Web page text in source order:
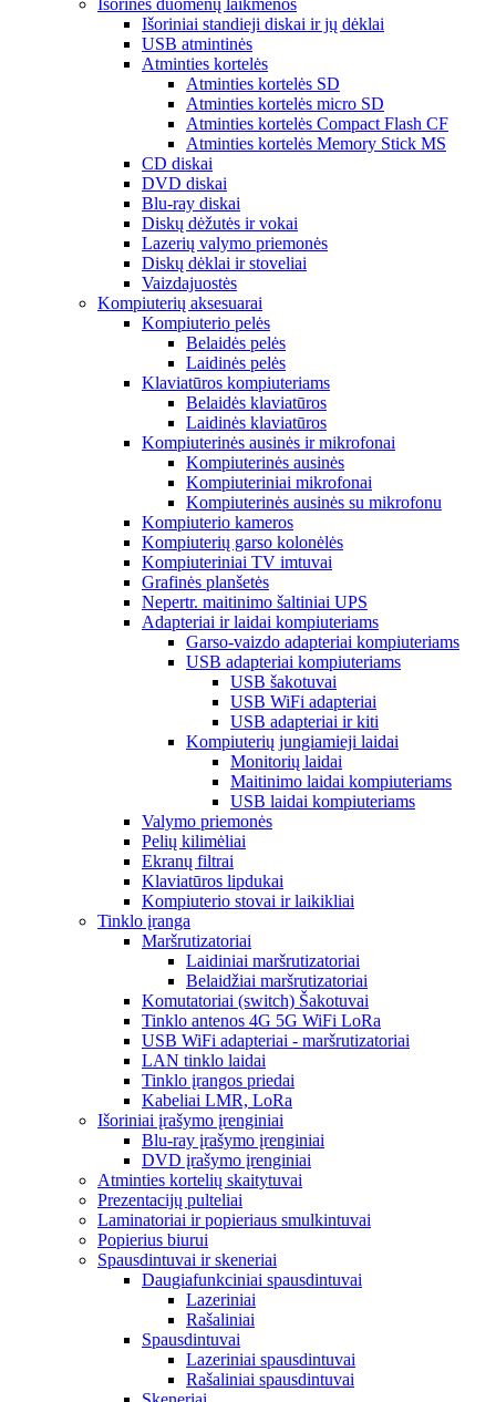
Išorinės duomenų laikmenos
Išoriniai standieji diskai ir jų dėklai
USB atmintinės
Atminties kortelės
Atminties kortelės SD
Atminties kortelės micro SD
Atminties kortelės Compact Flash CF
Atminties kortelės Memory Stick MS
CD diskai
DVD diskai
Blu-ray diskai
Diskų dėžutės ir vokai
Lazerių valymo priemonės
Diskų dėklai ir stoveliai
Vaizdajuostės
Kompiuterių aksesuarai
Kompiuterio pelės
Belaidės pelės
Laidinės pelės
Klaviatūros kompiuteriams
Belaidės klaviatūros
Laidinės klaviatūros
Kompiuterinės ausinės ir mikrofonai
Kompiuterinės ausinės
Kompiuteriniai mikrofonai
Kompiuterinės ausinės su mikrofonu
Kompiuterio kameros
Kompiuterių garso kolonėlės
Kompiuteriniai TV imtuvai
Grafinės planšetės
Nepertr. maitinimo šaltiniai UPS
Adapteriai ir laidai kompiuteriams
Garso-vaizdo adapteriai kompiuteriams
USB adapteriai kompiuteriams
USB šakotuvai
USB WiFi adapteriai
USB adapteriai ir kiti
Kompiuterių jungiamieji laidai
Monitorių laidai
Maitinimo laidai kompiuteriams
USB laidai kompiuteriams
Valymo priemonės
Pelių kilimėliai
Ekranų filtrai
Klaviatūros lipdukai
Kompiuterio stovai ir laikikliai
Tinklo įranga
Maršrutizatoriai
Laidiniai maršrutizatoriai
Belaidžiai maršrutizatoriai
Komutatoriai (switch) Šakotuvai
Tinklo antenos 4G 5G WiFi LoRa
USB WiFi adapteriai - maršrutizatoriai
LAN tinklo laidai
Tinklo įrangos priedai
Kabeliai LMR, LoRa
Išoriniai įrašymo įrenginiai
Blu-ray įrašymo įrenginiai
DVD įrašymo įrenginiai
Atminties kortelių skaitytuvai
Prezentacijų pulteliai
Laminatoriai ir popieriaus smulkintuvai
Popierius biurui
Spausdintuvai ir skeneriai
Daugiafunkciniai spausdintuvai
Lazeriniai
Rašaliniai
Spausdintuvai
Lazeriniai spausdintuvai
Rašaliniai spausdintuvai